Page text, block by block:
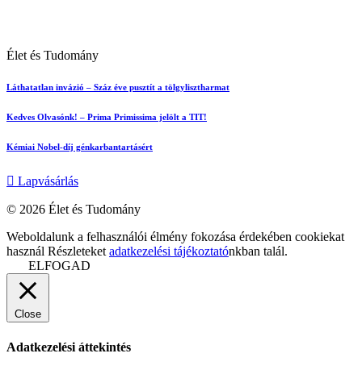
Élet és Tudomány
Láthatatlan invázió – Száz éve pusztít a tölgylisztharmat
Kedves Olvasónk! – Prima Primissima jelölt a TIT!
Kémiai Nobel-díj génkarbantartásért
Lapvásárlás
© 2026 Élet és Tudomány
facebook-
1
youtube-
1
email
Weboldalunk a felhasználói élmény fokozása érdekében cookiekat
használ Részleteket adatkezelési tájékoztatónkban talál.
ELFOGAD
Close
Adatkezelési áttekintés